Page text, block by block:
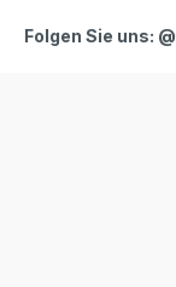
Folgen Sie uns: